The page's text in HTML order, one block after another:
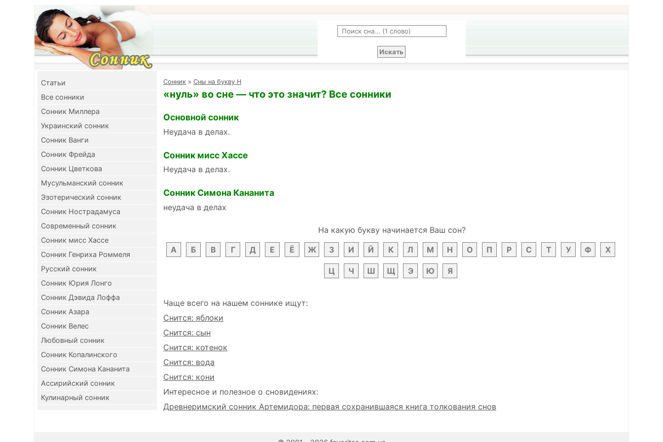
Cтатьи
Все сонники
Сонник Миллера
Украинский сонник
Сонник Ванги
Сонник Фрейда
Сонник Цветкова
Мусульманский сонник
Эзотерический сонник
Сонник Нострадамуса
Современный сонник
Сонник мисс Хассе
Сонник Генриха Роммеля
Русский сонник
Сонник Юрия Лонго
Сонник Дэвида Лоффа
Сонник Азара
Сонник Велес
Любовный сонник
Сонник Копалинского
Сонник Симона Кананита
Ассирийский сонник
Кулинарный сонник
Cонник » Сны на букву Н
«нуль» во сне — что это значит? Все сонники
Основной сонник
Неудача в делах.
Сонник мисс Хассе
Неудача в делах.
Сонник Симона Кананита
неудача в делах
На какую букву начинается Ваш сон?
А
Б В Г Д Е Ё Ж З И Й К Л М Н О П Р С Т У Ф Х
Ц Ч Ш Щ Э Ю Я
Чаще всего на нашем соннике ищут:
Снится: яблоки
Снится: сын
Снится: котенок
Снится: вода
Снится: кони
Интересное и полезное о сновидениях:
Древнеримский сонник Артемидора: первая сохранившаяся книга толкования снов